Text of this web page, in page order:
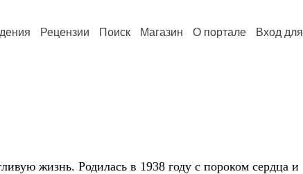
Рецензии Поиск Магазин О портале Вход
жизнь. Родилась в 1938 году с пороком сердца и